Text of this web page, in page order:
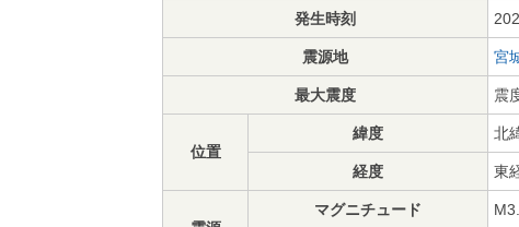
発生時刻
震源地 宮
最大震度 震
位置
緯度 北
経度 東
マグニチュード